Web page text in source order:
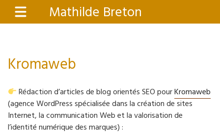
Mathilde Breton
Menu
Kromaweb
Rédaction d’articles de blog orientés SEO pourKromaweb
(agence WordPress spécialisée dans la création de sites
Internet, la communication Web et la valorisation de
l’identité numérique des marques) :